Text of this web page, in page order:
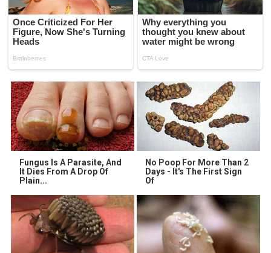
Fungus Is A Parasite, And
It Dies From A Drop Of
Plain...
No Poop For More Than 2
Days - It's The First Sign
Of